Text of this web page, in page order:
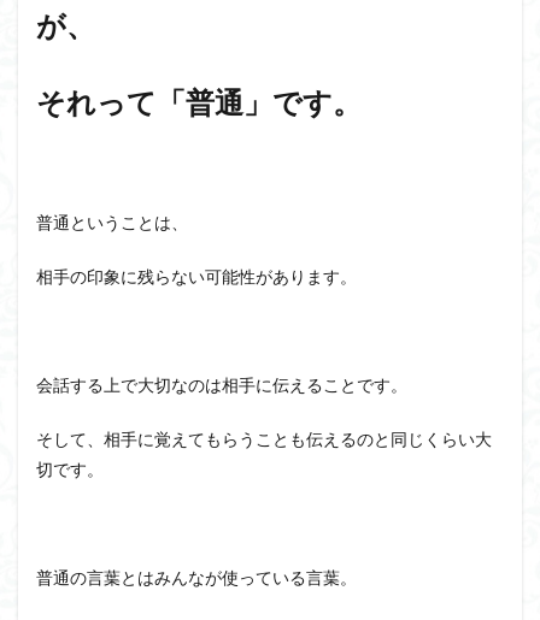
が、
それって「普通」です。
普通ということは、
相手の印象に残らない可能性があります。
会話する上で大切なのは相手に伝えることです。
そして、相手に覚えてもらうことも伝えるのと同じくらい大
切です。
普通の言葉とはみんなが使っている言葉。